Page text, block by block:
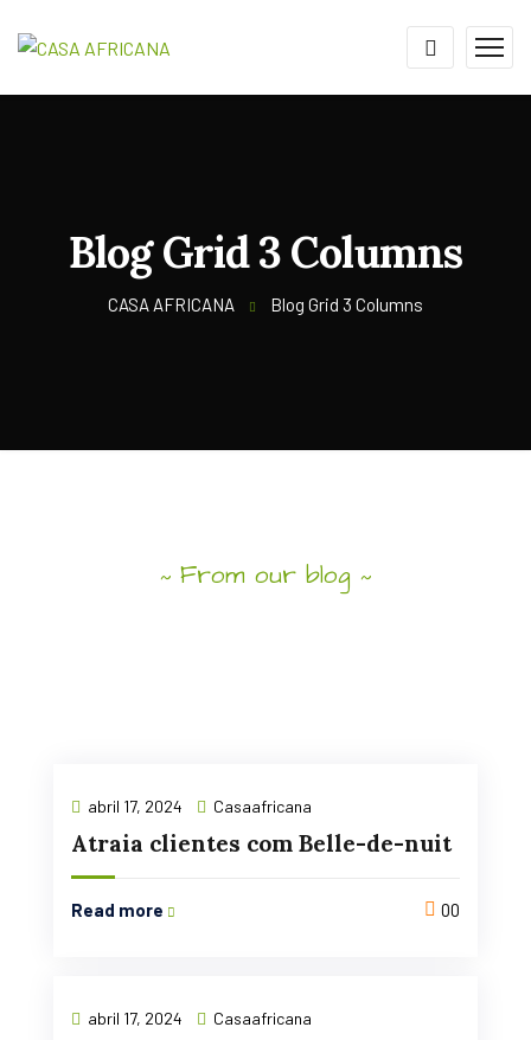
Blog Grid 3 Columns
CASA AFRICANA Blog Grid 3 Columns
~ From our blog ~
youallthingsOrganic.
abril 17, 2024 Casaafricana
Atraia clientes com Belle-de-nuit
Read more 00
abril 17, 2024 Casaafricana